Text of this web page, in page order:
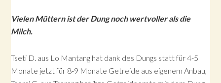
Vielen Müttern ist der Dung noch wertvoller als die
Milch.
Tseti D. aus Lo Mantang hat dank des Dungs statt für 4-5
Monate jetzt für 8-9 Monate Getreide aus eigenem Anbau,